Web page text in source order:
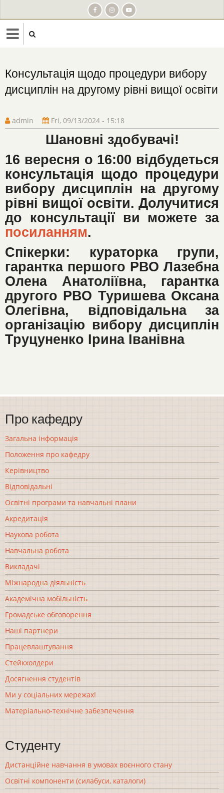
to
main
content
Консультація щодо процедури вибору
дисциплін на другому рівні вищої освіти
admin Fri, 09/13/2024 - 15:18
Шановні здобувачі!
16 вересня о 16:00 відбудеться
консультація щодо процедури
вибору дисциплін на другому
рівні вищої освіти. Долучитися
до консультації ви можете за
посиланням.
Спікерки: кураторка групи,
гарантка першого РВО Лазебна
Олена Анатоліївна, гарантка
другого РВО Туришева Оксана
Олегівна, відповідальна за
організацію вибору дисциплін
Труцуненко Ірина Іванівна
Про кафедру
Загальна інформація
Положення про кафедру
Керівництво
Відповідальні
Освітні програми та навчальні плани
Акредитація
Наукова робота
Навчальна робота
Викладачі
Міжнародна діяльність
Академічна мобільність
Громадське обговорення
Наші партнери
Працевлаштування
Стейкхолдери
Досягнення студентів
Ми у соціальних мережах!
Матеріально-технічне забезпечення
Студенту
Дистанційне навчання в умовах воєнного стану
Освітні компоненти (силабуси, каталоги)